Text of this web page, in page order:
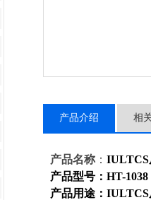
产品介绍 相
产品名称 ： IULTCS
产品型号：HT-1038
产品用途：